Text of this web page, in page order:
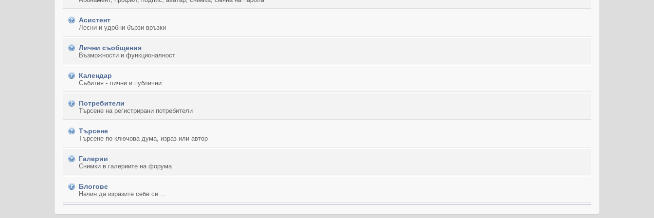
Асистент
Лесни и удобни бързи връзки
Лични съобщения
Възможности и функционалност
Календар
Събития - лични и публични
Потребители
Търсене на регистрирани потребители
Търсене
Търсене по ключова дума, израз или автор
Галерии
Снимки в галериите на форума
Блогове
Начин да изразите себе си ...